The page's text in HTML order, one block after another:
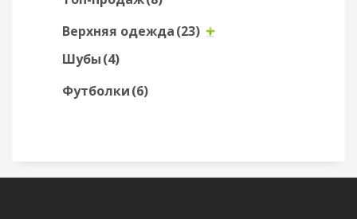
Верхняя одежда(23)
Шубы(4)
Футболки(6)